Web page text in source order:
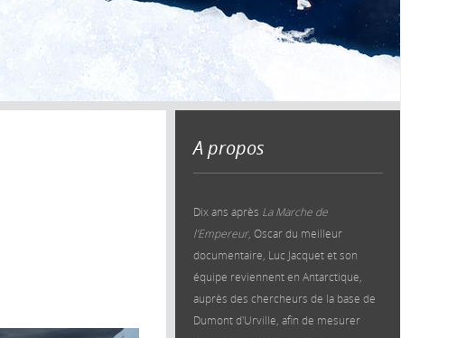
A propos
Dix ans après La Marche de
l’Empereur, Oscar du meilleur
documentaire, Luc Jacquet et son
équipe reviennent en Antarctique,
auprès des chercheurs de la base de
Dumont d'Urville, afin de mesurer